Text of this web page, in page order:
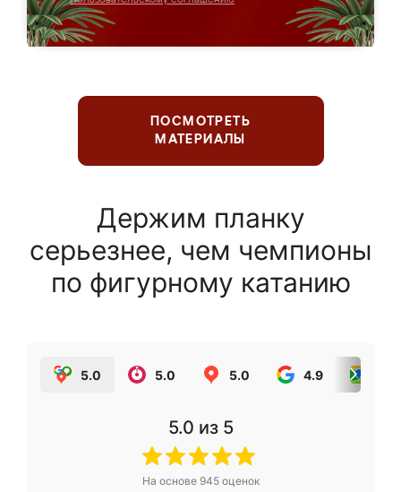
ПОСМОТРЕТЬ
МАТЕРИАЛЫ
Держим планку
серьезнее, чем чемпионы
по фигурному катанию
5.0 5.0 5.0 4.9
5.0 из 5
На основе 945оценок